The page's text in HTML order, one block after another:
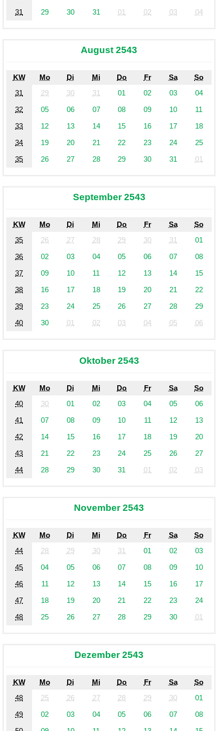
31
29 30 31 01 02 03 04
August 2543
KW Mo Di Mi Do Fr Sa
So
31
29 30 31 01 02 03
04
32
05 06 07 08 09 10
11
33
12 13 14 15 16 17
18
34
19 20 21 22 23 24
25
35
26 27 28 29 30 31 01
September 2543
KW Mo Di Mi Do Fr Sa
So
35
26 27 28 29 30 31
01
36
02 03 04 05 06 07
08
37
09 10 11 12 13 14
15
38
16 17 18 19 20 21
22
39
23 24 25 26 27 28
29
40
30 01 02 03 04 05 06
Oktober 2543
KW Mo Di Mi Do Fr Sa
So
40
30 01 02 03 04 05
06
41
07 08 09 10 11 12
13
42
14 15 16 17 18 19
20
43
21 22 23 24 25 26
27
44
28 29 30 31 01 02 03
November 2543
KW Mo Di Mi Do Fr Sa
So
44
28 29 30 31 01 02
03
45
04 05 06 07 08 09
10
46
11 12 13 14 15 16
17
47
18 19 20 21 22 23
24
48
25 26 27 28 29 30 01
Dezember 2543
KW Mo Di Mi Do Fr Sa
So
48
25 26 27 28 29 30
01
49
02 03 04 05 06 07
08